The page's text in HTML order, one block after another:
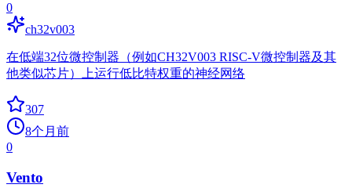
0
ch32v003
在低端32位微控制器（例如CH32V003 RISC-V微控制器及其
他类似芯片）上运行低比特权重的神经网络
307
8个月前
0
Vento